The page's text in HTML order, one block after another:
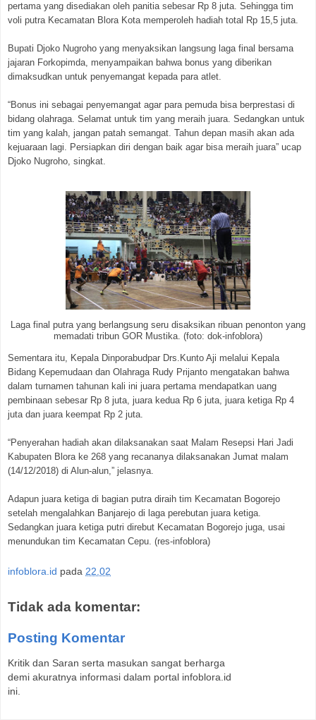
pertama yang disediakan oleh panitia sebesar Rp 8 juta. Sehingga tim
voli putra Kecamatan Blora Kota memperoleh hadiah total Rp 15,5 juta.
Bupati Djoko Nugroho yang menyaksikan langsung laga final bersama
jajaran Forkopimda, menyampaikan bahwa bonus yang diberikan
dimaksudkan untuk penyemangat kepada para atlet.
“Bonus ini sebagai penyemangat agar para pemuda bisa berprestasi di
bidang olahraga. Selamat untuk tim yang meraih juara. Sedangkan untuk
tim yang kalah, jangan patah semangat. Tahun depan masih akan ada
kejuaraan lagi. Persiapkan diri dengan baik agar bisa meraih juara” ucap
Djoko Nugroho, singkat.
Laga final putra yang berlangsung seru disaksikan ribuan penonton yang
memadati tribun GOR Mustika. (foto: dok-infoblora)
Sementara itu, Kepala Dinporabudpar Drs.Kunto Aji melalui Kepala
Bidang Kepemudaan dan Olahraga Rudy Prijanto mengatakan bahwa
dalam turnamen tahunan kali ini juara pertama mendapatkan uang
pembinaan sebesar Rp 8 juta, juara kedua Rp 6 juta, juara ketiga Rp 4
juta dan juara keempat Rp 2 juta.
“Penyerahan hadiah akan dilaksanakan saat Malam Resepsi Hari Jadi
Kabupaten Blora ke 268 yang recananya dilaksanakan Jumat malam
(14/12/2018) di Alun-alun,” jelasnya.
Adapun juara ketiga di bagian putra diraih tim Kecamatan Bogorejo
setelah mengalahkan Banjarejo di laga perebutan juara ketiga.
Sedangkan juara ketiga putri direbut Kecamatan Bogorejo juga, usai
menundukan tim Kecamatan Cepu. (res-infoblora)
infoblora.id pada 22.02
Tidak ada komentar:
Posting Komentar
Kritik dan Saran serta masukan sangat berharga
demi akuratnya informasi dalam portal infoblora.id
ini.